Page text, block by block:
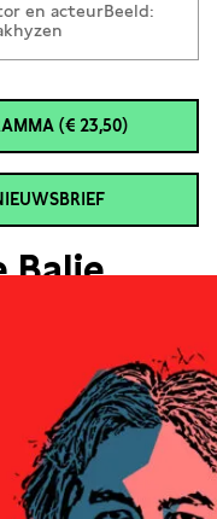
en acteurBeeld:
(€ 23,50)
Balie